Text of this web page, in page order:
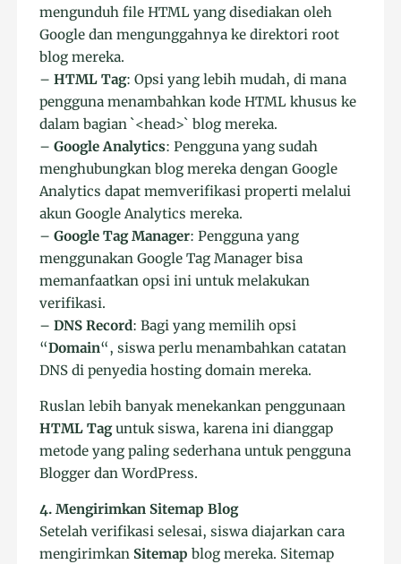
mengunduh file HTML yang disediakan oleh
Google dan mengunggahnya ke direktori root
blog mereka.
–HTML Tag: Opsi yang lebih mudah, di mana
pengguna menambahkan kode HTML khusus ke
dalam bagian `<head>` blog mereka.
–Google Analytics: Pengguna yang sudah
menghubungkan blog mereka dengan Google
Analytics dapat memverifikasi properti melalui
akun Google Analytics mereka.
–Google Tag Manager: Pengguna yang
menggunakan Google Tag Manager bisa
memanfaatkan opsi ini untuk melakukan
verifikasi.
–DNS Record: Bagi yang memilih opsi
“Domain“, siswa perlu menambahkan catatan
DNS di penyedia hosting domain mereka.
Ruslan lebih banyak menekankan penggunaan
HTML Taguntuk siswa, karena ini dianggap
metode yang paling sederhana untuk pengguna
Blogger dan WordPress.
4. Mengirimkan Sitemap Blog
Setelah verifikasi selesai, siswa diajarkan cara
mengirimkan Sitemap blog mereka. Sitemap